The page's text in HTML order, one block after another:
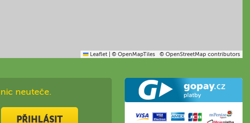
Leaflet © OpenMapTiles © OpenStreetMap contributors
neuteče.
PŘIHLÁSIT